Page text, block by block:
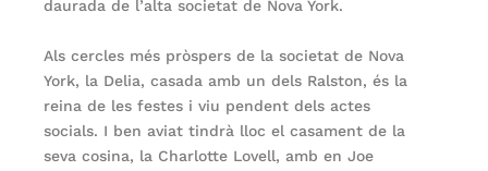
daurada de l’alta societat de Nova York.
Als cercles més pròspers de la societat de Nova
York, la Delia, casada amb un dels Ralston, és la
reina de les festes i viu pendent dels actes
socials. I ben aviat tindrà lloc el casament de la
seva cosina, la Charlotte Lovell, amb en Joe